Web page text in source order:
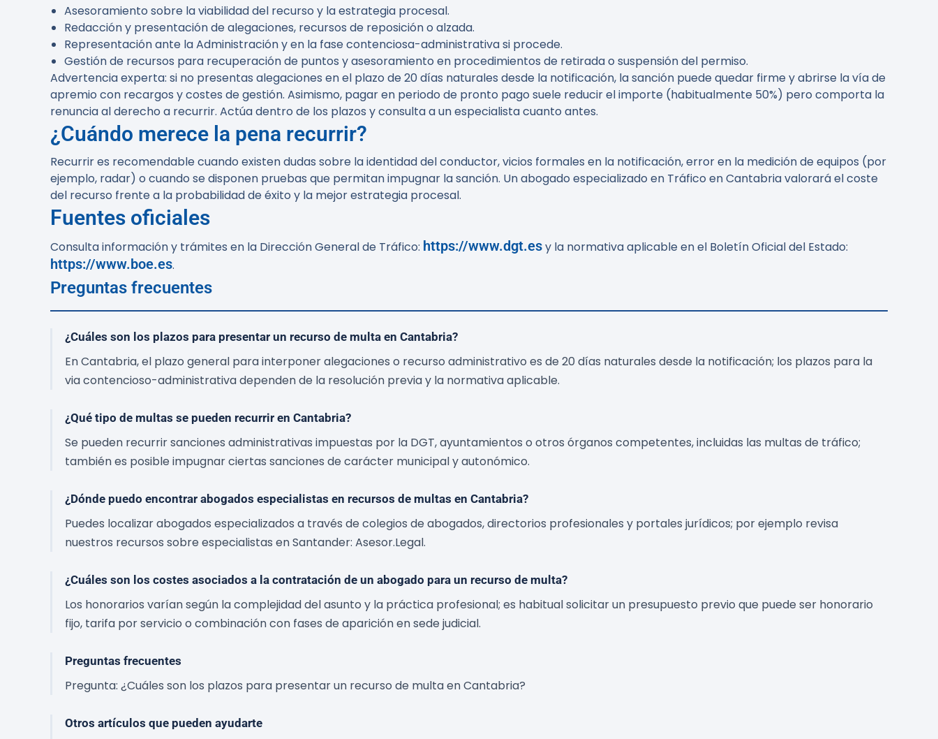
Asesoramiento sobre la viabilidad del recurso y la estrategia procesal.
Redacción y presentación de alegaciones, recursos de reposición o alzada.
Representación ante la Administración y en la fase contenciosa-administrativa si procede.
Gestión de recursos para recuperación de puntos y asesoramiento en procedimientos de retirada o suspensión del permiso.
Advertencia experta: si no presentas alegaciones en el plazo de 20 días naturales desde la notificación, la sanción puede quedar firme y abrirse la vía de
apremio con recargos y costes de gestión. Asimismo, pagar en periodo de pronto pago suele reducir el importe (habitualmente 50%) pero comporta la
renuncia al derecho a recurrir. Actúa dentro de los plazos y consulta a un especialista cuanto antes.
¿Cuándo merece la pena recurrir?
Recurrir es recomendable cuando existen dudas sobre la identidad del conductor, vicios formales en la notificación, error en la medición de equipos (por
ejemplo, radar) o cuando se disponen pruebas que permitan impugnar la sanción. Un abogado especializado en Tráfico en Cantabria valorará el coste
del recurso frente a la probabilidad de éxito y la mejor estrategia procesal.
Fuentes oficiales
Consulta información y trámites en la Dirección General de Tráfico: https://www.dgt.esy la normativa aplicable en el Boletín Oficial del Estado:
https://www.boe.es.
Preguntas frecuentes
¿Cuáles son los plazos para presentar un recurso de multa en Cantabria?
En Cantabria, el plazo general para interponer alegaciones o recurso administrativo es de 20 días naturales desde la notificación; los plazos para la
via contencioso-administrativa dependen de la resolución previa y la normativa aplicable.
¿Qué tipo de multas se pueden recurrir en Cantabria?
Se pueden recurrir sanciones administrativas impuestas por la DGT, ayuntamientos o otros órganos competentes, incluidas las multas de tráfico;
también es posible impugnar ciertas sanciones de carácter municipal y autonómico.
¿Dónde puedo encontrar abogados especialistas en recursos de multas en Cantabria?
Puedes localizar abogados especializados a través de colegios de abogados, directorios profesionales y portales jurídicos; por ejemplo revisa
nuestros recursos sobre especialistas en Santander: Asesor.Legal.
¿Cuáles son los costes asociados a la contratación de un abogado para un recurso de multa?
Los honorarios varían según la complejidad del asunto y la práctica profesional; es habitual solicitar un presupuesto previo que puede ser honorario
fijo, tarifa por servicio o combinación con fases de aparición en sede judicial.
Preguntas frecuentes
Pregunta: ¿Cuáles son los plazos para presentar un recurso de multa en Cantabria?
Otros artículos que pueden ayudarte